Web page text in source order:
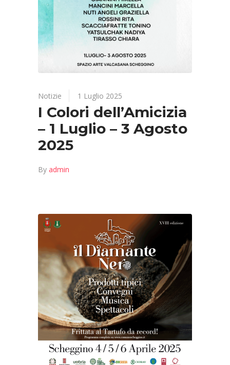
Notizie 1 Luglio 2025
I Colori dell’Amicizia
– 1 Luglio – 3 Agosto
2025
By admin